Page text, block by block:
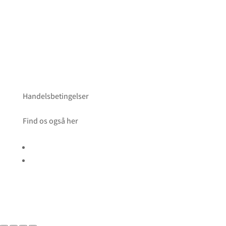
Handelsbetingelser
Find os også her